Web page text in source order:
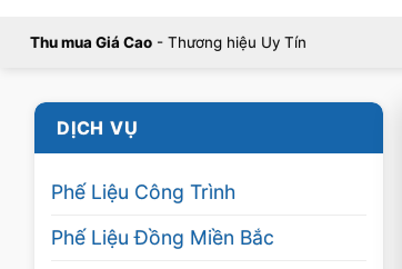
Thu mua Giá Cao - Thương hiệu Uy Tín
DỊCH VỤ
Phế Liệu Công Trình
Phế Liệu Đồng Miền Bắc